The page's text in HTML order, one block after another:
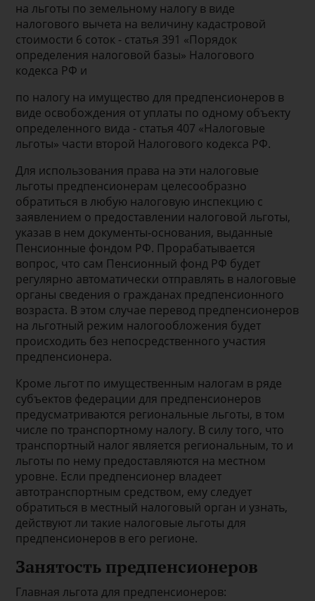
на льготы по земельному налогу в виде
налогового вычета на величину кадастровой
стоимости 6 соток - статья 391 «Порядок
определения налоговой базы» Налогового
кодекса РФ и
по налогу на имущество для предпенсионеров в
виде освобождения от уплаты по одному объекту
определенного вида - статья 407 «Налоговые
льготы» части второй Налогового кодекса РФ.
Для использования права на эти налоговые
льготы предпенсионерам целесообразно
обратиться в любую налоговую инспекцию с
заявлением о предоставлении налоговой льготы,
указав в нем документы-основания, выданные
Пенсионные фондом РФ. Прорабатывается
вопрос, что сам Пенсионный фонд РФ будет
регулярно автоматически отправлять в налоговые
органы сведения о гражданах предпенсионного
возраста. В этом случае перевод предпенсионеров
на льготный режим налогообложения будет
происходить без непосредственного участия
предпенсионера.
Кроме льгот по имущественным налогам в ряде
субъектов федерации для предпенсионеров
предусматриваются региональные льготы, в том
числе по транспортному налогу. В силу того, что
транспортный налог является региональным, то и
льготы по нему предоставляются на местном
уровне. Если предпенсионер владеет
автотранспортным средством, ему следует
обратиться в местный налоговый орган и узнать,
действуют ли такие налоговые льготы для
предпенсионеров в его регионе.
Занятость предпенсионеров
Главная льгота для предпенсионеров: